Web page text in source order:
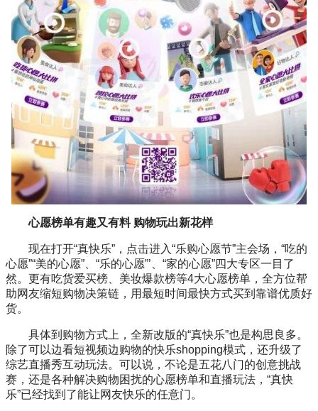
心愿榜单有趣又有料 购物玩出新花样
现在打开“真快乐”，点击进入“乐购心愿节”主会场，“吃的
心愿”“美的心愿”、“乐的心愿”’、“家的心愿”四大专区一目了
然。更有吃货爱买榜、美妆爆款榜等4大心愿榜单，全方位帮
助网友缩短购物决策链，用最短时间最快方式买到靠谱优质好
货。
具体到购物方式上，全新改版的“真快乐”也是构思良多。
除了可以边看短视频边购物的快乐shopping模式，还升级了
综艺直播秀互动玩法。可以说，不论是五花八门的创意挑战
赛，还是各种解决购物困扰的心愿榜单和直播玩法，“真快
乐”已经找到了能让网友快乐的任意门。